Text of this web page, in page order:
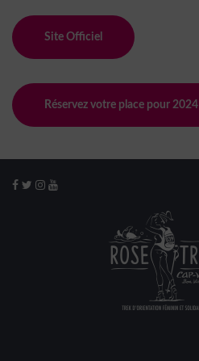
Site Officiel
Réservez votre place pour 2024